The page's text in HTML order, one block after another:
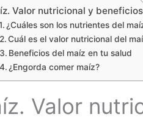
Valor nutricional y beneficios
¿Cuáles son los nutrientes del
Cuál es el valor nutricional del
Beneficios del maíz en tu salud
¿Engorda comer maíz?
Valor